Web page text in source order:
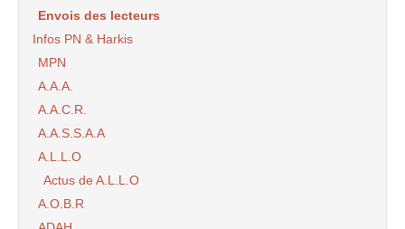
Envois des lecteurs
Infos PN & Harkis
MPN
A.A.A.
A.A.C.R.
A.A.S.S.A.A
A.L.L.O
Actus de A.L.L.O
A.O.B.R